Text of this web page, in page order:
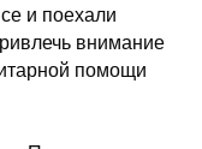
и поехали
внимание
помощи